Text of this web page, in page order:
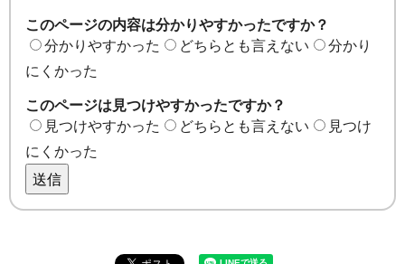
このページの内容は分かりやすかったですか？
分かりやすかった
どちらとも言えない
分かり
にくかった
このページは見つけやすかったですか？
見つけやすかった
どちらとも言えない
見つけ
にくかった
送信